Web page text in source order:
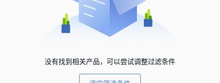
没有找到相关产品，可以尝试调整过滤条件